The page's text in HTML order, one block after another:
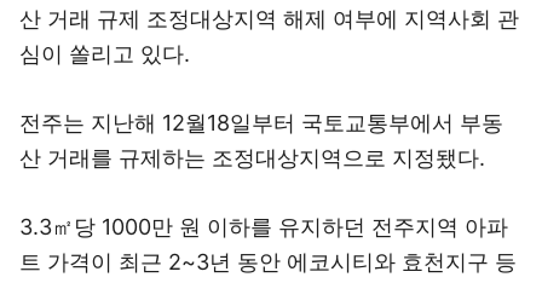
산 거래 규제 조정대상지역 해제 여부에 지역사회 관
심이 쏠리고 있다.
전주는 지난해 12월18일부터 국토교통부에서 부동
산 거래를 규제하는 조정대상지역으로 지정됐다.
3.3㎡당 1000만 원 이하를 유지하던 전주지역 아파
트 가격이 최근 2~3년 동안 에코시티와 효천지구 등